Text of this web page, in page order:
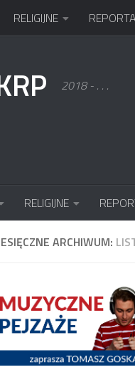
RELIGIJNE
2018 - . . .
RELIGIJNE
ARCHIWUM: